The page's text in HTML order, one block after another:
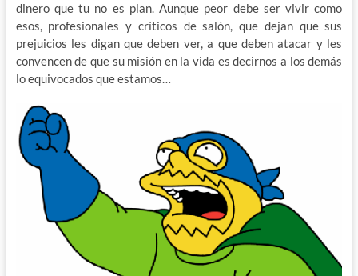
dinero que tu no es plan. Aunque peor debe ser vivir como
esos, profesionales y críticos de salón, que dejan que sus
prejuicios les digan que deben ver, a que deben atacar y les
convencen de que su misión en la vida es decirnos a los demás
lo equivocados que estamos…